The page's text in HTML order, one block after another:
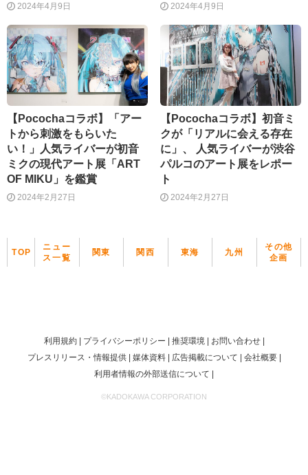
2024年4月9日 2024年4月9日
【Pocochaコラボ】「アー
トから刺激をもらいた
い！」人気ライバーが初音
ミクの現代アート展「ART
OF MIKU」を鑑賞
2024年2月27日
【Pocochaコラボ】初音ミ
クが「リアルに会える存在
に」、 人気ライバーが渋谷
パルコのアート展をレポー
ト
2024年2月27日
TOP
ニュー
ス一覧
関東 関西 東海 九州
その他
企画
利用規約 プライバシーポリシー 推奨環境
お問い合わせ
プレスリリース・情報提供
媒体資料 広告掲載について
会社概要
利用者情報の外部送信について
©KADOKAWA CORPORATION